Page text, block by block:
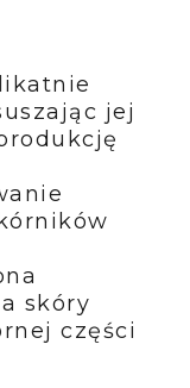
jej
skóry
części